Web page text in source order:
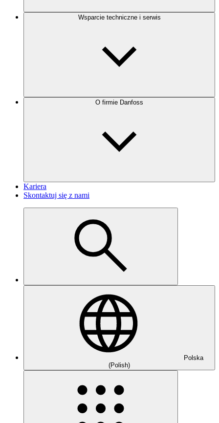
Wsparcie techniczne i serwis
O firmie Danfoss
Kariera
Skontaktuj się z nami
Polska
(Polish)